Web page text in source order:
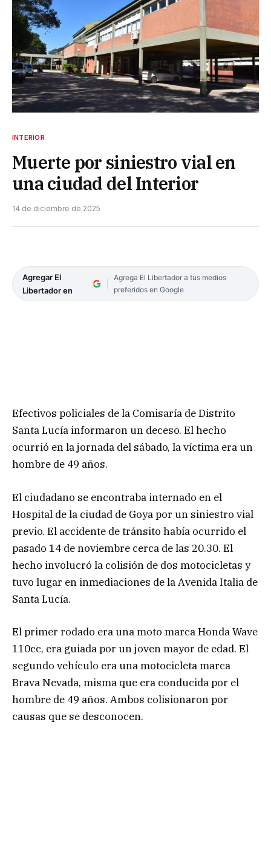
INTERIOR
Muerte por siniestro vial en
una ciudad del Interior
14 de diciembre de 2025
Agregar El
Libertador en
Agrega El Libertador a tus medios
preferidos en Google
Efectivos policiales de la Comisaría de Distrito
Santa Lucía informaron un deceso. El hecho
ocurrió en la jornada del sábado, la víctima era un
hombre de 49 años.
​El ciudadano se encontraba internado en el
Hospital de la ciudad de Goya por un siniestro vial
previo. El accidente de tránsito había ocurrido el
pasado 14 de noviembre cerca de las 20.30. El
hecho involucró la colisión de dos motocicletas y
tuvo lugar en inmediaciones de la Avenida Italia de
Santa Lucía.
​El primer rodado era una moto marca Honda Wave
110cc, era guiada por un joven mayor de edad. El
segundo vehículo era una motocicleta marca
Brava Nevada, misma que era conducida por el
hombre de 49 años. Ambos colisionaron por
causas que se desconocen.